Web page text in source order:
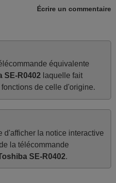
mars 2026
AUTRICHE
Écrire un commentaire
équivalente
SE-R0402laquelle fait
de celle d'origine.
d'afficher la notice interactive
la télécommande
SE-R0402.